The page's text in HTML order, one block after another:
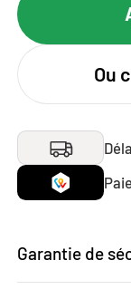
Ou
Garantie de